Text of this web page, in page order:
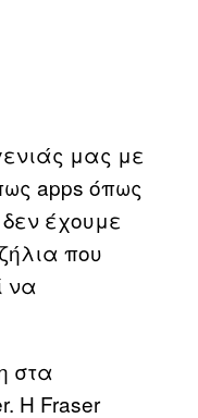
μας με
apps όπως
έχουμε
που
να
στα
H Fraser